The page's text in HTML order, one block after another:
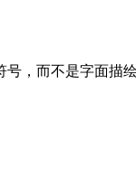
，而不是字面描